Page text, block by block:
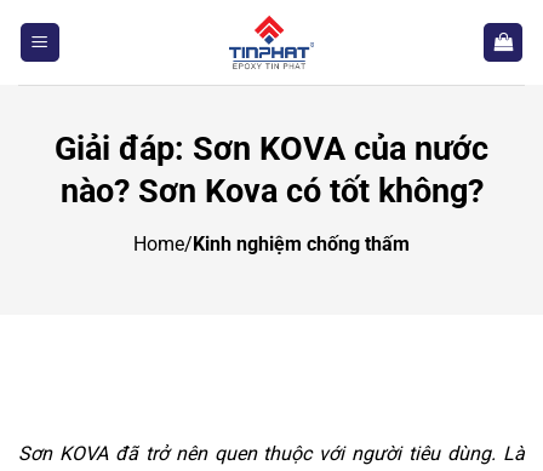
Giải đáp: Sơn KOVA của nước
nào? Sơn Kova có tốt không?
Home/ Kinh nghiệm chống thấm
Sơn KOVA đã trở nên quen thuộc với người tiêu dùng. Là